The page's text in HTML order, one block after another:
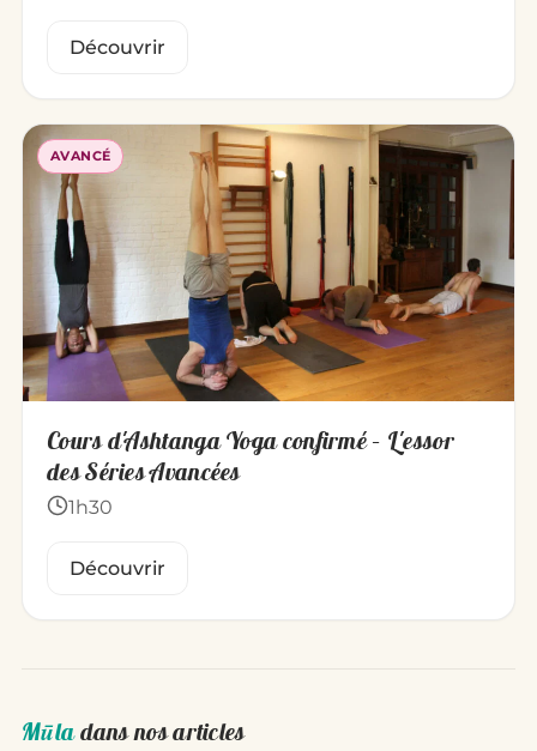
Découvrir
AVANCÉ
Cours d'Ashtanga Yoga confirmé – L'essor
des Séries Avancées
1h30
Découvrir
Mūladans nos articles